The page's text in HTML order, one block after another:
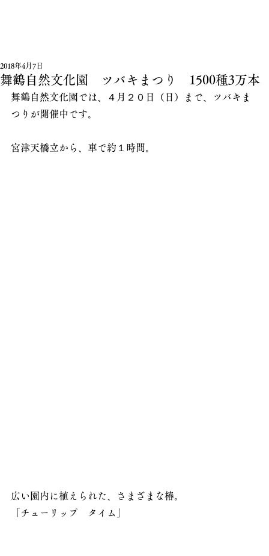
舞鶴自然文化園 ツバキまつり 1500種3万本
2018年4月7日
舞鶴自然文化園では、４月２０日（日）まで、ツバキま
つりが開催中です。
宮津天橋立から、車で約１時間。
広い園内に植えられた、さまざまな椿。
「チューリップ　タイム」